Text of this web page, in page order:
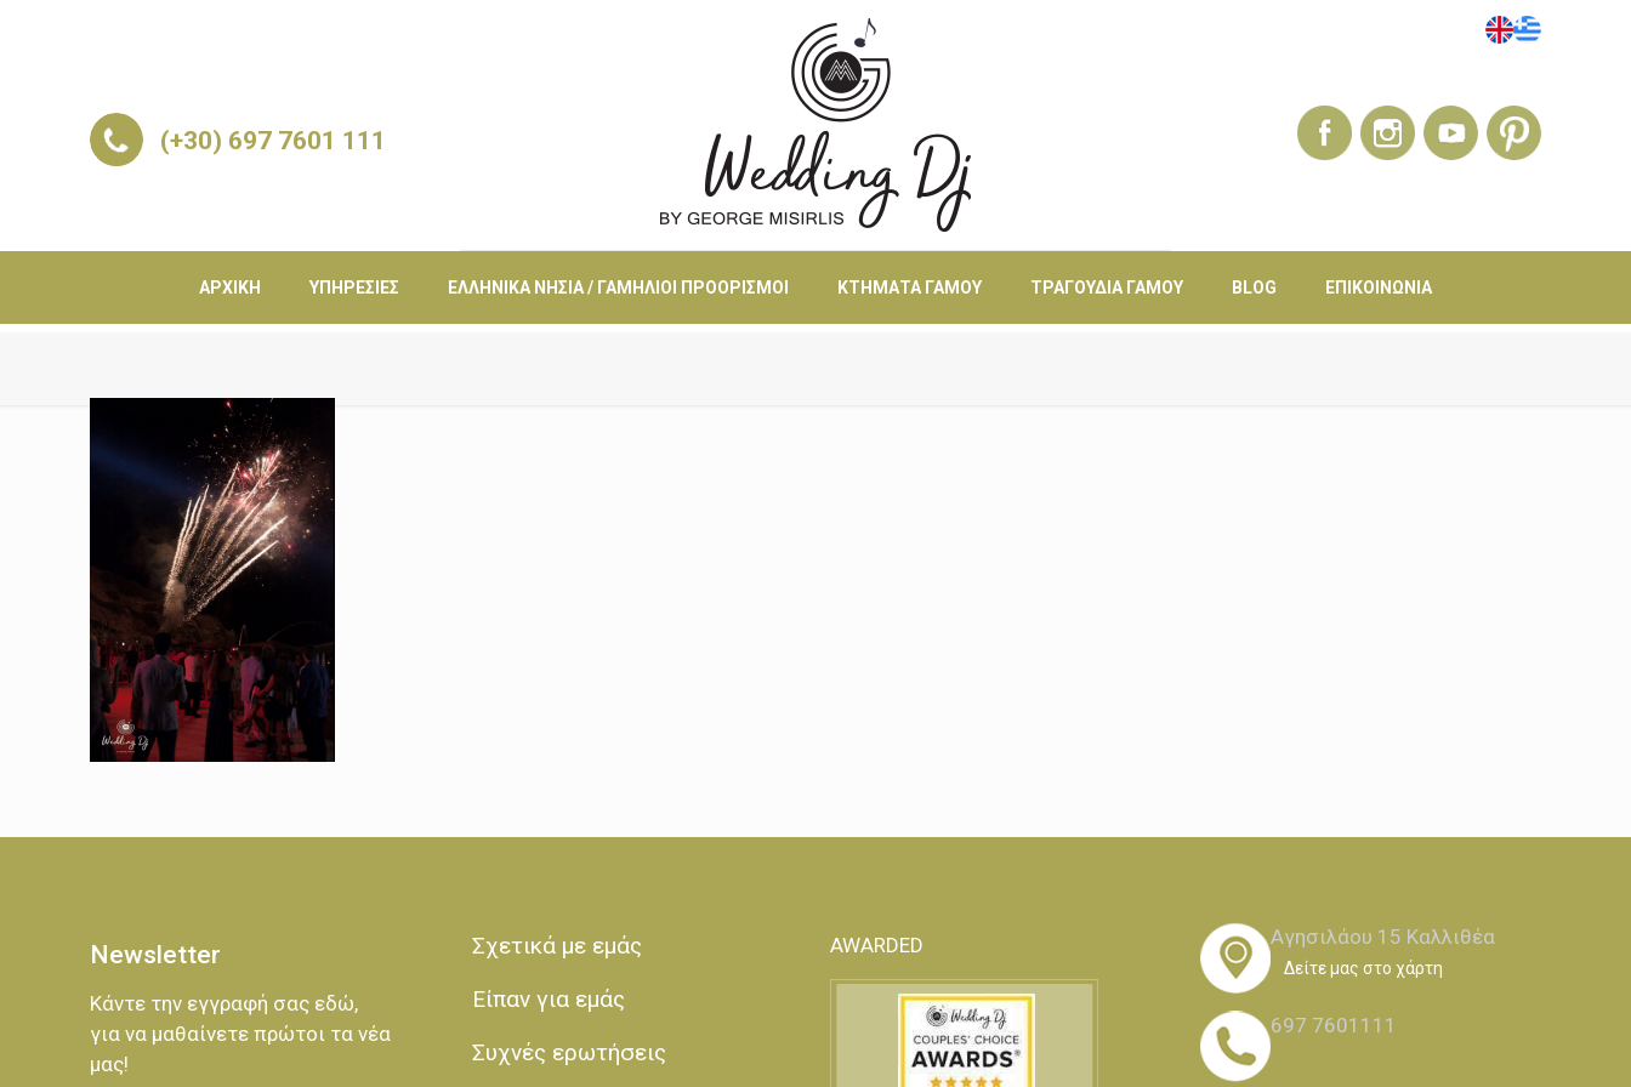
(+30) 697 7601 111
ΑΡΧΙΚΉ ΥΠΗΡΕΣΊΕΣ ΕΛΛΗΝΙΚΆ ΝΗΣΙΆ / ΓΑΜΉΛΙΟΙ ΠΡΟΟΡΙΣΜΟΊ ΚΤΉΜΑΤΑ ΓΆΜΟΥ ΤΡΑΓΟΎΔΙΑ ΓΆΜΟΥ BLOG ΕΠΙΚΟΙΝΩΝΊΑ
Newsletter
Κάντε την εγγραφή σας εδώ,
για να μαθαίνετε πρώτοι τα νέα
μας!
Σχετικά με εμάς
Είπαν για εμάς
Συχνές ερωτήσεις
AWARDED Αγησιλάου 15 Καλλιθέα
Δείτε μας στο χάρτη
697 7601111